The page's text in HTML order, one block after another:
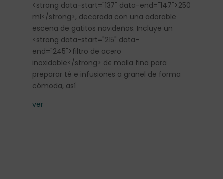
<strong data-start="137" data-end="147">250
ml</strong>, decorada con una adorable
escena de gatitos navideños. Incluye un
<strong data-start="215" data-
end="245">filtro de acero
inoxidable</strong> de malla fina para
preparar té e infusiones a granel de forma
cómoda, así
ver